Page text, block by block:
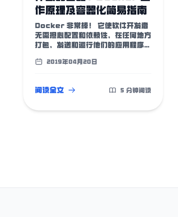
作原理及容器化简易指南
Docker 非常棒！ 它使软件开发者
无需担心配置和依赖性，在任何地方
打包，发送和运行他们的应用程序。
它使应用集群部署和管理变得更方
用 Docker。
2019年04月20日
阅读全文 5 分钟阅读